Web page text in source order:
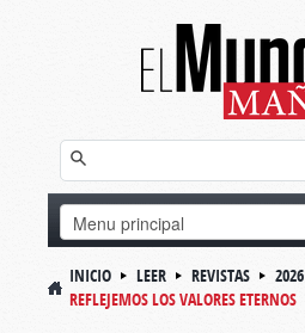
INICIO LEER REVISTAS 2026
REFLEJEMOS LOS VALORES ETERNOS